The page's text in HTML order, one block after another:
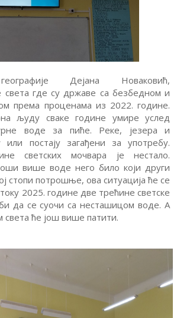
Дејана Новаковић,
света где су државе са безбедном и
према проценама из 2022. године.
људу сваке године умире услед
воде за пиће. Реке, језера и
или постају загађени за употребу.
светских мочвара је нестало.
више воде него било који други
стопи потрошње, ова ситуација ће се
2025. године две трећине светске
да се суочи са несташицом воде. А
ће још више патити.